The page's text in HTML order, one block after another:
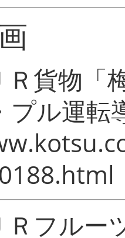
貨物「
プル運転
フルー